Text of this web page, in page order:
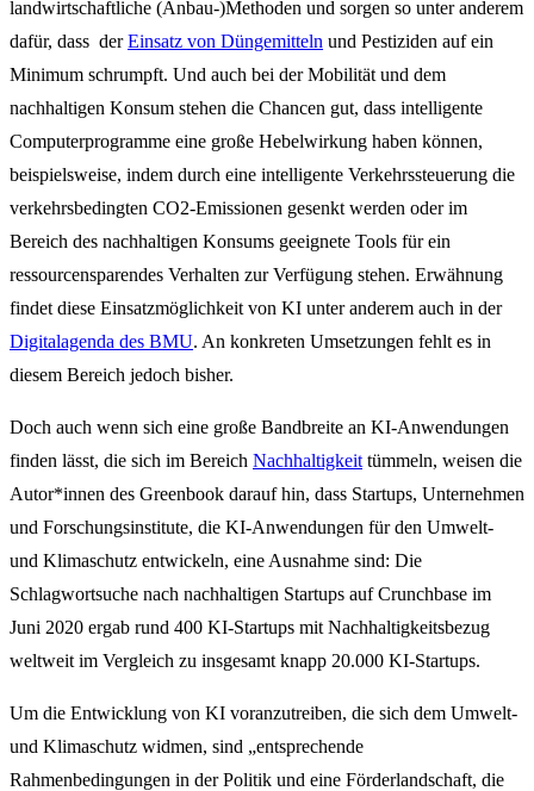
landwirtschaftliche (Anbau-)Methoden und sorgen so unter anderem
dafür, dass derEinsatz von Düngemitteln und Pestiziden auf ein
Minimum schrumpft. Und auch bei der Mobilität und dem
nachhaltigen Konsum stehen die Chancen gut, dass intelligente
Computerprogramme eine große Hebelwirkung haben können,
beispielsweise, indem durch eine intelligente Verkehrssteuerung die
verkehrsbedingten CO2-Emissionen gesenkt werden oder im
Bereich des nachhaltigen Konsums geeignete Tools für ein
ressourcensparendes Verhalten zur Verfügung stehen. Erwähnung
findet diese Einsatzmöglichkeit von KI unter anderem auch in der
Digitalagenda des BMU. An konkreten Umsetzungen fehlt es in
diesem Bereich jedoch bisher.
Doch auch wenn sich eine große Bandbreite an KI-Anwendungen
finden lässt, die sich im Bereich Nachhaltigkeit tümmeln, weisen die
Autor*innen des Greenbook darauf hin, dass Startups, Unternehmen
und Forschungsinstitute, die KI-Anwendungen für den Umwelt-
und Klimaschutz entwickeln, eine Ausnahme sind: Die
Schlagwortsuche nach nachhaltigen Startups auf Crunchbase im
Juni 2020 ergab rund 400 KI-Startups mit Nachhaltigkeitsbezug
weltweit im Vergleich zu insgesamt knapp 20.000 KI-Startups.
Um die Entwicklung von KI voranzutreiben, die sich dem Umwelt-
und Klimaschutz widmen, sind „entsprechende
Rahmenbedingungen in der Politik und eine Förderlandschaft, die